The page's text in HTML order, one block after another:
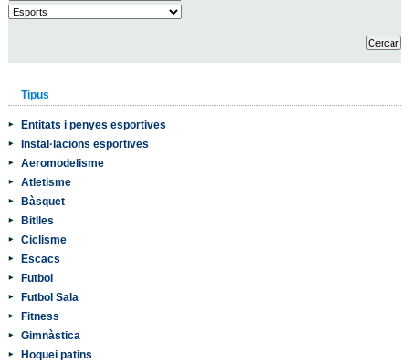
Tipus
Entitats i penyes esportives
Instal·lacions esportives
Aeromodelisme
Atletisme
Bàsquet
Bitlles
Ciclisme
Escacs
Futbol
Futbol Sala
Fitness
Gimnàstica
Hoquei patins